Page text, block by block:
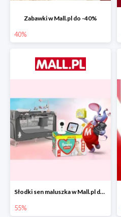
Zabawki w Mall.pl do -40%
40%
Słodki sen maluszka w Mall.pl do -55%
55%